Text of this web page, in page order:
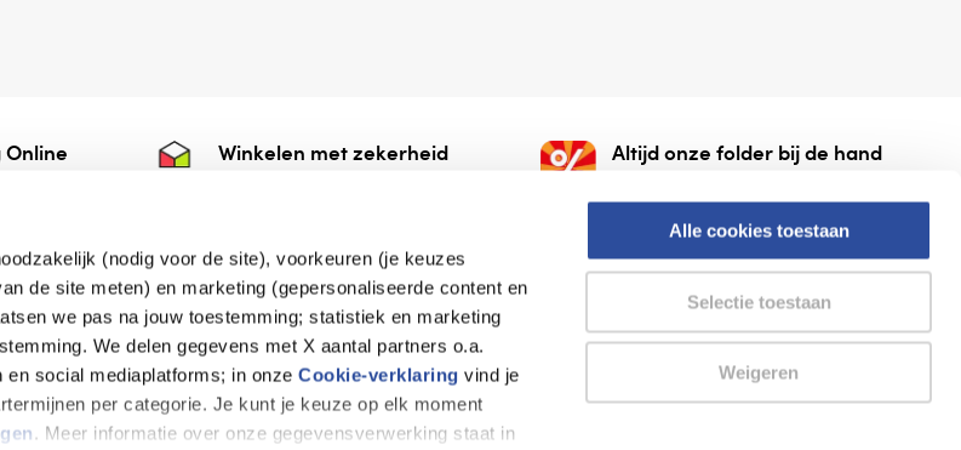
(nodig voor de site), voorkeuren (je keuzes
de site meten) en marketing (gepersonaliseerde content en
we pas na jouw toestemming; statistiek en marketing
We delen gegevens met X aantal partners o.a.
en social mediaplatforms; in onzeCookie-verklaring vind je
per categorie. Je kunt je keuze op elk moment
. Meer informatie over onze gegevensverwerking staat in
Alle cookies toestaan
Selectie toestaan
Weigeren
Winkelen met zekerheid Altijd onze folder bij de hand
AlleFolders.
de vriendelijke specialist
Disclaimer Privacy verklaring Thuiswinkel waarborg